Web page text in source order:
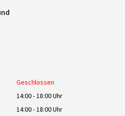
Geschlossen
14:00 - 18:00 Uhr
14:00 - 18:00 Uhr